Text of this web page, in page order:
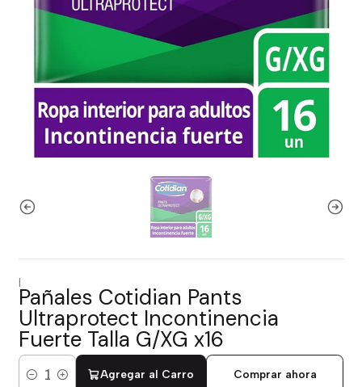
Pañales Cotidian Pants
Ultraprotect Incontinencia
Fuerte Talla G/XG x16
Cantidad
Agregar al Carro Comprar ahora